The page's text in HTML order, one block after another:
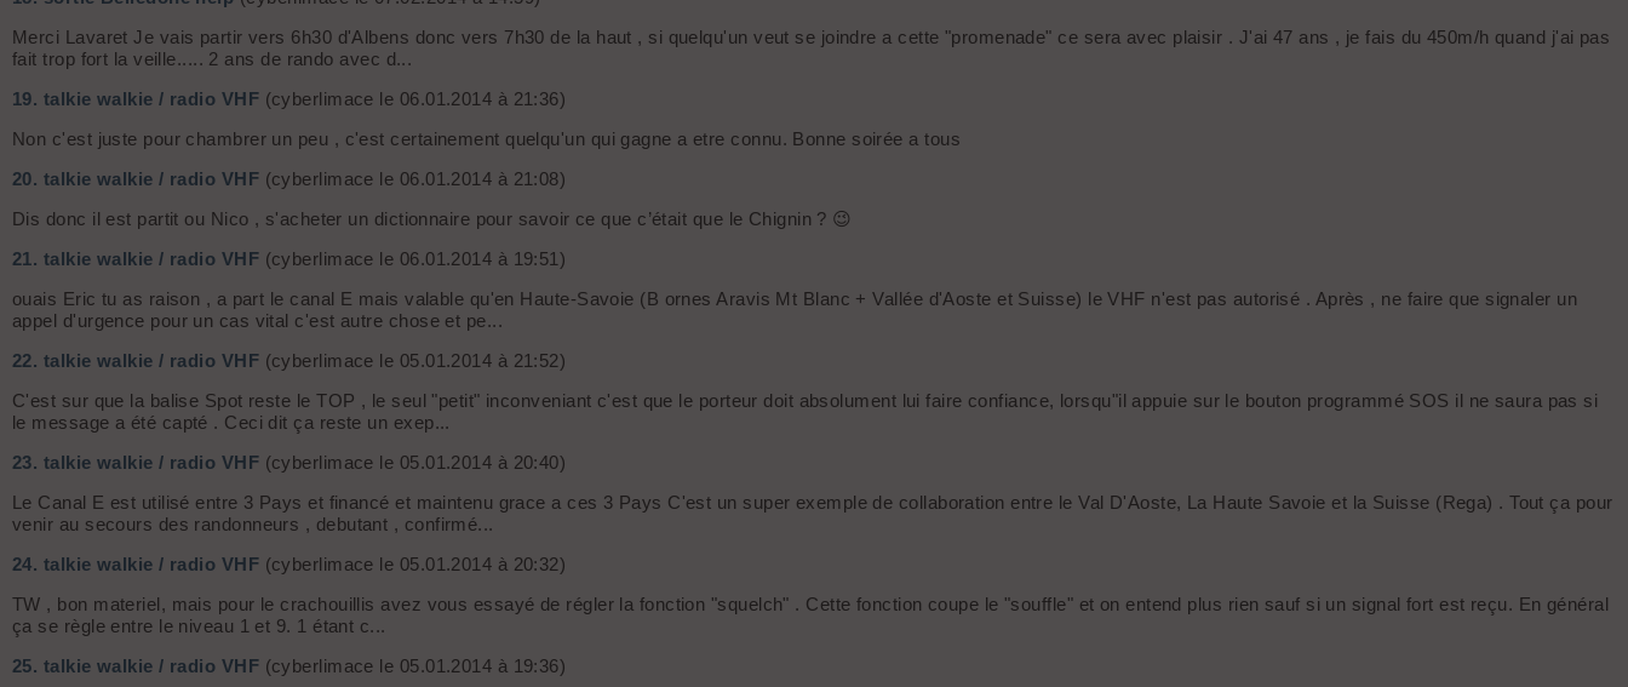
Merci Lavaret Je vais partir vers 6h30 d'Albens donc vers 7h30 de la haut , si quelqu'un veut se joindre a cette "promenade" ce sera avec plaisir . J'ai 47 ans , je fais du 450m/h quand j'ai pas
fait trop fort la veille..... 2 ans de rando avec d...
19. talkie walkie / radio VHF (cyberlimace le 06.01.2014 à 21:36)
Non c'est juste pour chambrer un peu , c'est certainement quelqu'un qui gagne a etre connu. Bonne soirée a tous
20. talkie walkie / radio VHF (cyberlimace le 06.01.2014 à 21:08)
Dis donc il est partit ou Nico , s'acheter un dictionnaire pour savoir ce que c’était que le Chignin ? 😉
21. talkie walkie / radio VHF (cyberlimace le 06.01.2014 à 19:51)
ouais Eric tu as raison , a part le canal E mais valable qu'en Haute-Savoie (B ornes Aravis Mt Blanc + Vallée d'Aoste et Suisse) le VHF n'est pas autorisé . Après , ne faire que signaler un
appel d'urgence pour un cas vital c'est autre chose et pe...
22. talkie walkie / radio VHF (cyberlimace le 05.01.2014 à 21:52)
C'est sur que la balise Spot reste le TOP , le seul "petit" inconveniant c'est que le porteur doit absolument lui faire confiance, lorsqu"il appuie sur le bouton programmé SOS il ne saura pas si
le message a été capté . Ceci dit ça reste un exep...
23. talkie walkie / radio VHF (cyberlimace le 05.01.2014 à 20:40)
Le Canal E est utilisé entre 3 Pays et financé et maintenu grace a ces 3 Pays C'est un super exemple de collaboration entre le Val D'Aoste, La Haute Savoie et la Suisse (Rega) . Tout ça pour
venir au secours des randonneurs , debutant , confirmé...
24. talkie walkie / radio VHF (cyberlimace le 05.01.2014 à 20:32)
TW , bon materiel, mais pour le crachouillis avez vous essayé de régler la fonction "squelch" . Cette fonction coupe le "souffle" et on entend plus rien sauf si un signal fort est reçu. En général
ça se règle entre le niveau 1 et 9. 1 étant c...
25. talkie walkie / radio VHF (cyberlimace le 05.01.2014 à 19:36)